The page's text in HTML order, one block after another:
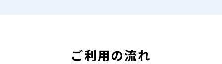
ご利用の流れ